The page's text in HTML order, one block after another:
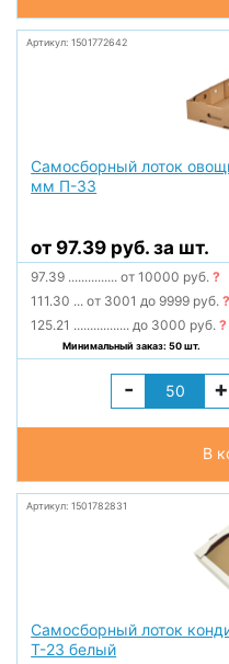
Артикул: 1501772642
Самосборный лоток
мм П-33
от 97.39 руб. за шт.
97.39 ............... от 10000 руб.?
111.30 ... от 3001 до 9999 руб.?
125.21 ................. до 3000 руб.?
Минимальный заказ: 50 шт.
- +
В
Артикул: 1501782831
Самосборный лоток
Т-23 белый